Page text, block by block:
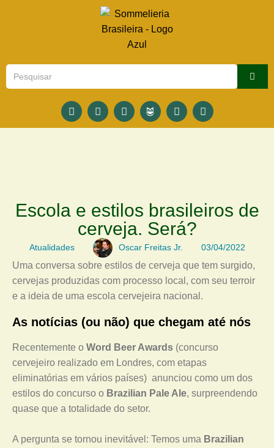
Escola e estilos brasileiros de
cerveja. Será?
Atualidades Oscar Freitas Jr. 03/04/2022
Uma conversa sobre estilos de cerveja que tem surgido,
cervejas produzidas com processo local, com seu terroir
e a ideia de uma escola cervejeira nacional.
As notícias (ou não) que chegam até nós
Recentemente o Word Beer Awards (concurso
cervejeiro realizado em Londres, com etapas
eliminatórias em vários países) anunciou como um dos
estilos do concurso o Brazilian Pale Ale, surpreendendo
quase que a totalidade do setor.
A pergunta se tornou inevitável: Temos uma Brazilian